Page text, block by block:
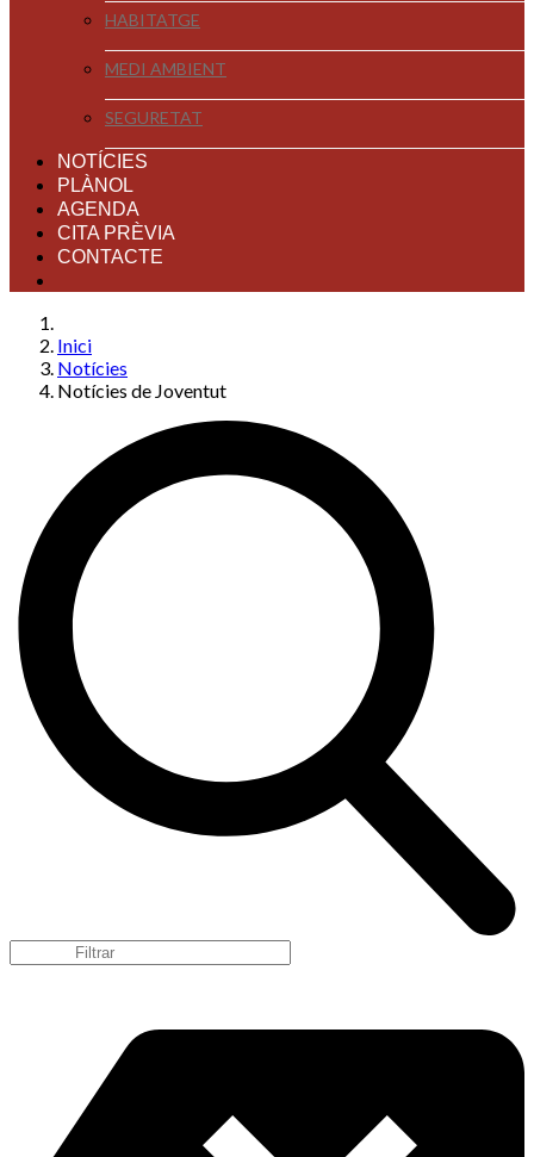
HABITATGE
MEDI AMBIENT
SEGURETAT
NOTÍCIES
PLÀNOL
AGENDA
CITA PRÈVIA
CONTACTE
Inici
Notícies
Notícies de Joventut